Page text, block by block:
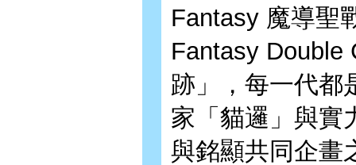
Fantasy 魔導聖
Fantasy Double
跡」，每一代都
家「貓邏」與實
與銘顯共同企畫